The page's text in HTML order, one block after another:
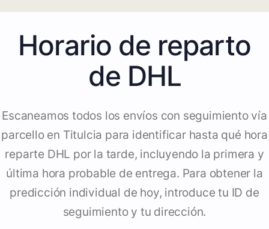
Horario de reparto
de DHL
Escaneamos todos los envíos con seguimiento vía
parcello en Titulcia para identificar hasta qué hora
reparte DHL por la tarde, incluyendo la primera y
última hora probable de entrega. Para obtener la
predicción individual de hoy, introduce tu ID de
seguimiento y tu dirección.